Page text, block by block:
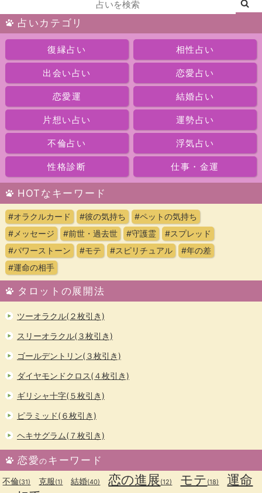
占いカテゴリ
復縁占い 相性占い
出会い占い 恋愛占い
恋愛運 結婚占い
片想い占い 運勢占い
不倫占い 浮気占い
性格診断 仕事・金運
HOTなキーワード
#オラクルカード #彼の気持ち
#ペットの気持ち
#メッセージ
#前世・過去世 #守護霊
#スプレッド
#パワーストーン
#モテ #スピリチュアル
#年の差
#運命の相手
タロットの展開法
ツーオラクル(２枚引き)
スリーオラクル(３枚引き)
ゴールデントリン(３枚引き)
ダイヤモンドクロス(４枚引き)
ギリシャ十字(５枚引き)
ピラミッド(６枚引き)
ヘキサグラム(７枚引き)
恋愛のキーワード
不倫(31) 克服(1) 結婚(40) 恋の進展(12) モテ (18)
運命